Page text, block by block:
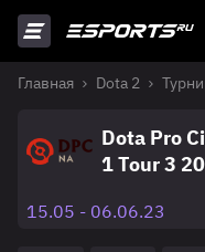
Главная Dota 2
Dota Pro
1 Tour 3
15.05 - 06.06.23